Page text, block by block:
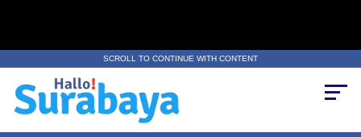
SCROLL TO CONTINUE WITH CONTENT